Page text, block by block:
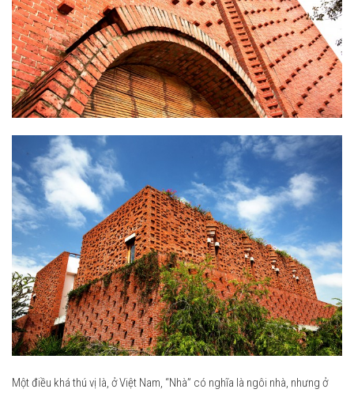
Một điều khá thú vị là, ở Việt Nam, “Nhà” có nghĩa là ngôi nhà, nhưng ở